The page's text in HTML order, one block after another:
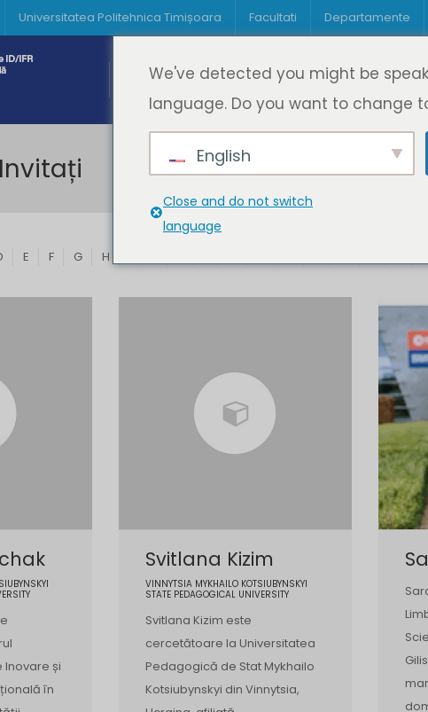
Universitatea Politehnica Timișoara Facultati Departamente
Acasă Despre DeL
Cine suntem
Educație
Oferta de
E F G H
Inovare și
în
Svitlana Kizim
VINNYTSIA MYKHAILO KOTSIUBYNSKYI
STATE PEDAGOGICAL UNIVERSITY
Svitlana Kizim este
cercetătoare la Universitatea
Pedagogică de Stat Mykhailo
Kotsiubynskyi din Vinnytsia,
We've detected you might be
language. Do you want to change
English
Close and do not switch
language